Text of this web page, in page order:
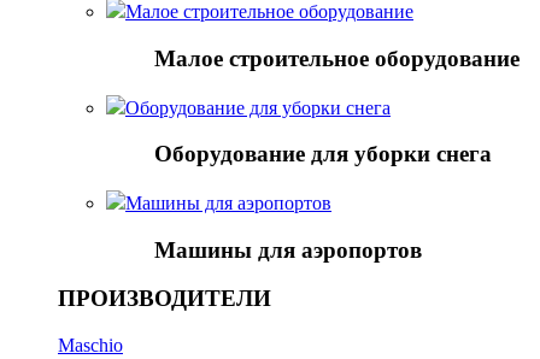
Малое строительное оборудование
Малое строительное оборудование
Оборудование для уборки снега
Оборудование для уборки снега
Mашины для аэропортов
Mашины для аэропортов
ПРОИЗВОДИТЕЛИ
Maschio